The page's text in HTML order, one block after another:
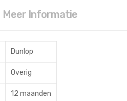
Meer Informatie
Dunlop
Overig
12 maanden